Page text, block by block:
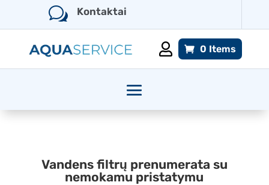
w Kontaktai
 0 Items
Vandens filtrų prenumerata su
nemokamu pristatymu